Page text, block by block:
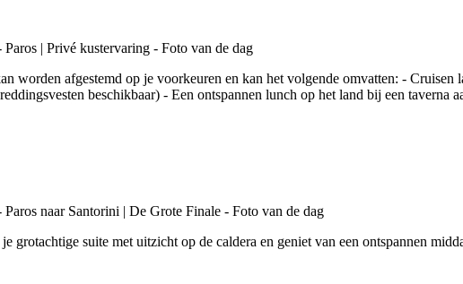
worden afgestemd op je voorkeuren en kan het volgende omvatten: - Cruisen
beschikbaar) - Een ontspannen lunch op het land bij een taverna
grotachtige suite met uitzicht op de caldera en geniet van een ontspannen